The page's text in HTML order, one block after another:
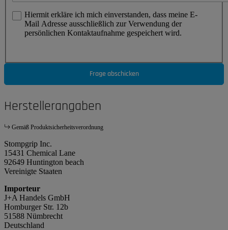
Hiermit erkläre ich mich einverstanden, dass meine E-
Mail Adresse ausschließlich zur Verwendung der
persönlichen Kontaktaufnahme gespeichert wird.
Frage abschicken
Herstellerangaben
Gemäß Produktsicherheitsverordnung
Stompgrip Inc.
15431 Chemical Lane
92649 Huntington beach
Vereinigte Staaten
Importeur
J+A Handels GmbH
Homburger Str. 12b
51588 Nümbrecht
Deutschland